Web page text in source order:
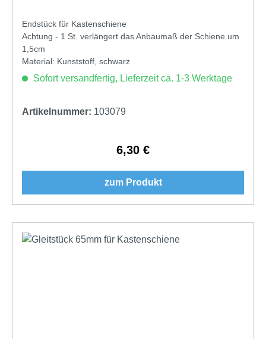
Endstück für Kastenschiene
Achtung - 1 St. verlängert das Anbaumaß der Schiene um
1,5cm
Material: Kunststoff, schwarz
Sofort versandfertig, Lieferzeit ca. 1-3 Werktage
Artikelnummer: 103079
Regulärer Preis:
6,30 €
zum Produkt